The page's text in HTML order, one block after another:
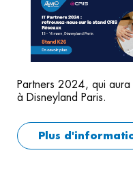
Partners 2024, qui
à Disneyland Paris.
Plus